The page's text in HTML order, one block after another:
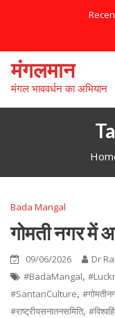
c
e
मंगलमान
मंगल भाववर्धन का अभियान
Bada Mangal
गोमती नगर में
09/06/2026
Dr
#BadaMangal,
#SantanCulture,
#राष्ट्रीयसनातनसमिति,